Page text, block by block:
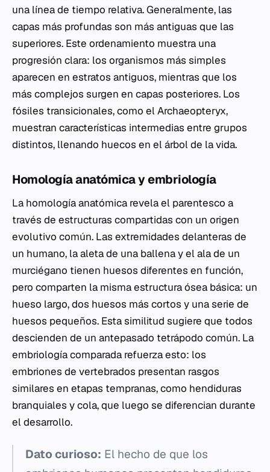
una línea de tiempo relativa. Generalmente, las
capas más profundas son más antiguas que las
superiores. Este ordenamiento muestra una
progresión clara: los organismos más simples
aparecen en estratos antiguos, mientras que los
más complejos surgen en capas posteriores. Los
fósiles transicionales, como elArchaeopteryx,
muestran características intermedias entre grupos
distintos, llenando huecos en el árbol de la vida.
Homología anatómica y embriología
La homología anatómica revela el parentesco a
través de estructuras compartidas con un origen
evolutivo común. Las extremidades delanteras de
un humano, la aleta de una ballena y el ala de un
murciégano tienen huesos diferentes en función,
pero comparten la misma estructura ósea básica: un
hueso largo, dos huesos más cortos y una serie de
huesos pequeños. Esta similitud sugiere que todos
descienden de un antepasado tetrápodo común. La
embriología comparada refuerza esto: los
embriones de vertebrados presentan rasgos
similares en etapas tempranas, como hendiduras
branquiales y cola, que luego se diferencian durante
el desarrollo.
Dato curioso: El hecho de que los